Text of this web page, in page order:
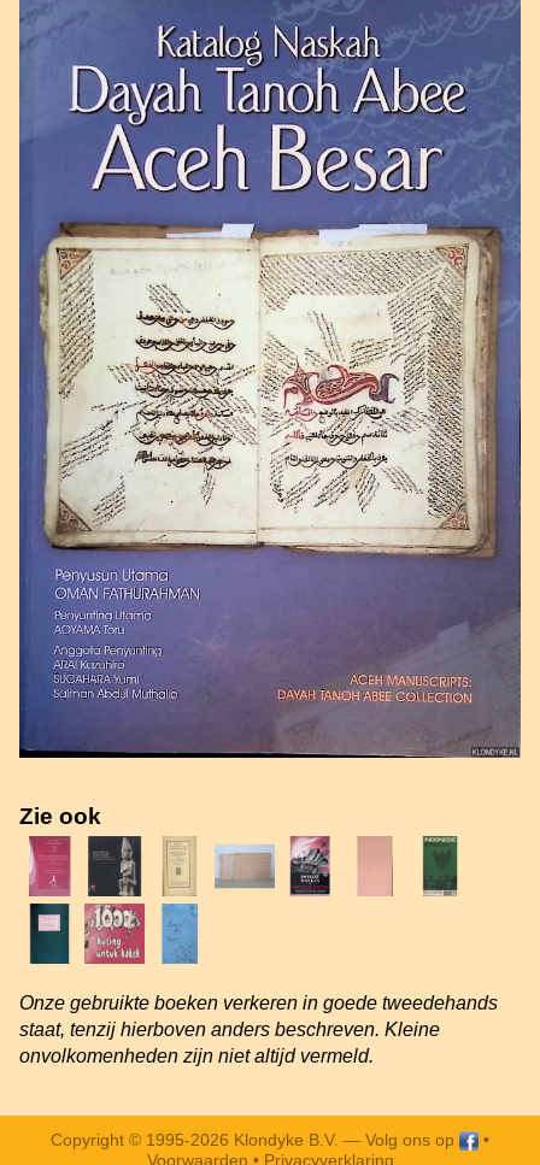
Zie ook
Onze gebruikte boeken verkeren in goede tweedehands
staat, tenzij hierboven anders beschreven. Kleine
onvolkomenheden zijn niet altijd vermeld.
Copyright © 1995-2026 Klondyke B.V. — Volg ons op
•
Voorwaarden • Privacyverklaring